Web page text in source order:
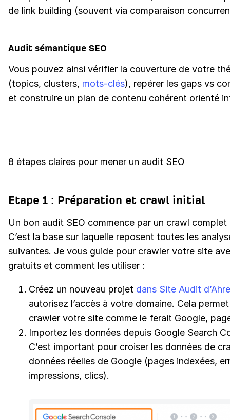
de link building (souvent via comparaison
Audit sémantique SEO
Vous pouvez ainsi vérifier la couverture de votre
(topics, clusters, mots-clés), repérer les gaps vs
et construire un plan de contenu cohérent orienté
8 étapes claires pour mener un audit SEO
Etape 1 : Préparation et crawl initial
Un bon audit SEO commence par un crawl complet
C’est la base sur laquelle reposent toutes les
suivantes. Je vous guide pour crawler votre site
gratuits et comment les utiliser :
Créez un nouveau projet dans Site Audit
autorisez l’accès à votre domaine. Cela
crawler votre site comme le ferait Google,
Importez les données depuis Google Search
C’est important pour croiser les données de
données réelles de Google (pages indexées,
impressions, clics).